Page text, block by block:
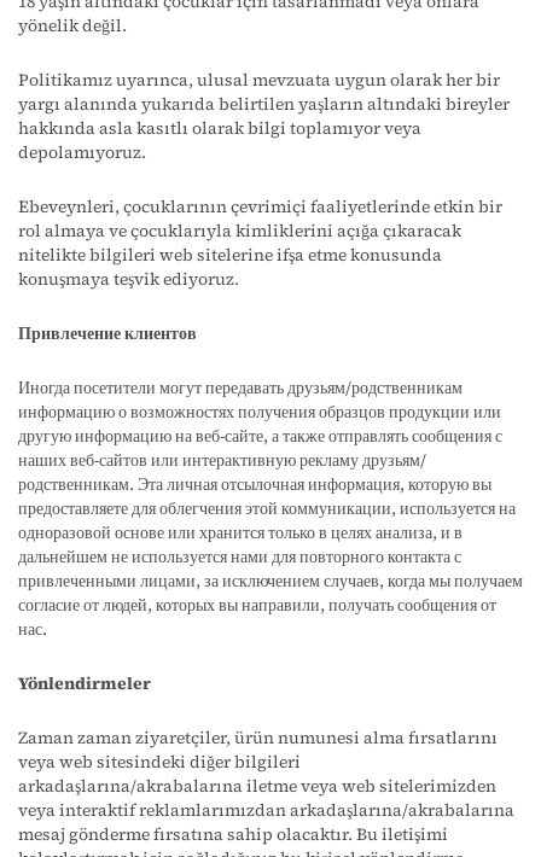
yönelik değil.
Politikamız uyarınca, ulusal mevzuata uygun olarak her bir
yargı alanında yukarıda belirtilen yaşların altındaki bireyler
hakkında asla kasıtlı olarak bilgi toplamıyor veya
depolamıyoruz.
Ebeveynleri, çocuklarının çevrimiçi faaliyetlerinde etkin bir
rol almaya ve çocuklarıyla kimliklerini açığa çıkaracak
nitelikte bilgileri web sitelerine ifşa etme konusunda
konuşmaya teşvik ediyoruz.
Привлечение клиентов
Иногда посетители могут передавать друзьям/родственникам
информацию о возможностях получения образцов продукции или
другую информацию на веб-сайте, а также отправлять сообщения с
наших веб-сайтов или интерактивную рекламу друзьям/
родственникам. Эта личная отсылочная информация, которую вы
предоставляете для облегчения этой коммуникации, используется на
одноразовой основе или хранится только в целях анализа, и в
дальнейшем не используется нами для повторного контакта с
привлеченными лицами, за исключением случаев, когда мы получаем
согласие от людей, которых вы направили, получать сообщения от
нас.
Yönlendirmeler
Zaman zaman ziyaretçiler, ürün numunesi alma fırsatlarını
veya web sitesindeki diğer bilgileri
arkadaşlarına/akrabalarına iletme veya web sitelerimizden
veya interaktif reklamlarımızdan arkadaşlarına/akrabalarına
mesaj gönderme fırsatına sahip olacaktır. Bu iletişimi